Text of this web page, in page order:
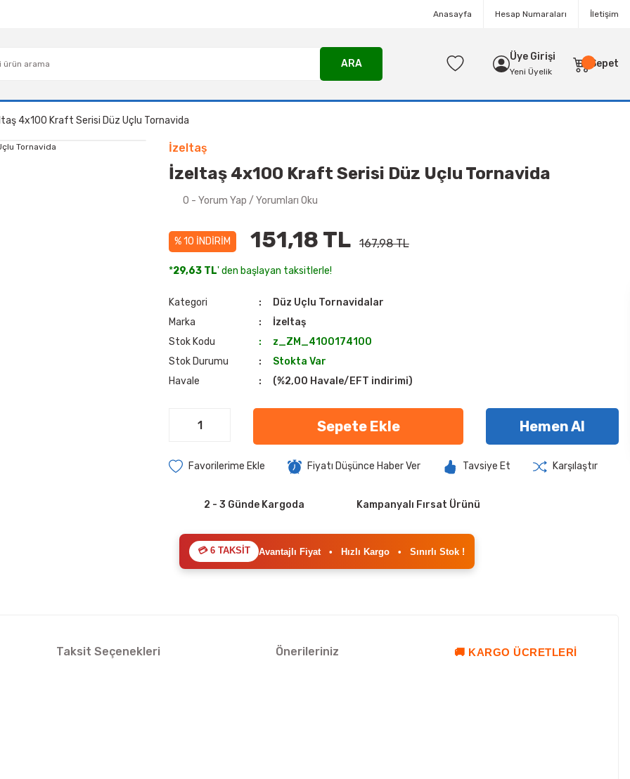
Anasayfa Hesap Numaraları İletişim
ARA
Üye Girişi
Yeni Üyelik
Sepet
4x100 Kraft Serisi Düz Uçlu Tornavida
İzeltaş
İzeltaş 4x100 Kraft Serisi Düz Uçlu Tornavida
0 - Yorum Yap / Yorumları Oku
% 10 İNDİRİM 151,18 TL 167,98 TL
*29,63 TL' den başlayan taksitlerle!
Kategori
Düz Uçlu Tornavidalar
Marka
İzeltaş
Stok Kodu
z_ZM_4100174100
Stok Durumu
Stokta Var
Havale
(%2,00 Havale/EFT indirimi)
Sepete Ekle Hemen Al
Fiyatı Düşünce Haber Ver Tavsiye Et Karşılaştır
2 - 3 Günde Kargoda Kampanyalı Fırsat Ürünü
💳 6 TAKSİT Avantajlı Fiyat • Hızlı Kargo • Sınırlı Stok !
Taksit Seçenekleri Önerileriniz 🚚 KARGO ÜCRETLERI